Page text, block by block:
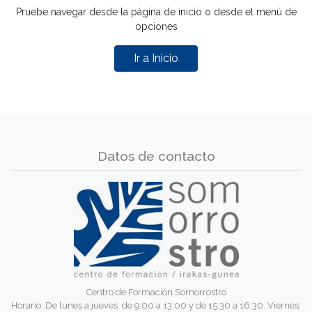
Pruebe navegar desde la página de inicio o desde el menú de
opciones
Ir a Inicio
Datos de contacto
Centro de Formación Somorrostro
Horario: De lunes a jueves: de 9:00 a 13:00 y de 15:30 a 16:30. Viernes: